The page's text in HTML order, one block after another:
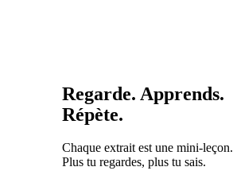
Regarde. Apprends.
Répète.
Chaque extrait est une mini-leçon.
Plus tu regardes, plus tu sais.